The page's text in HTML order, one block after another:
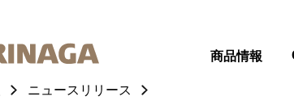
商品情報
ニュースリリース